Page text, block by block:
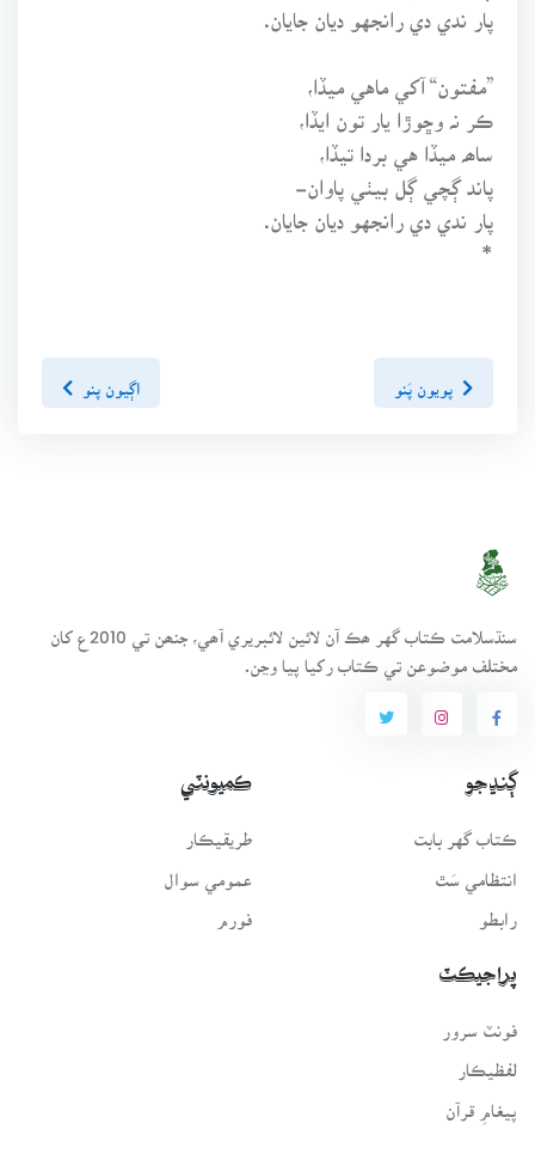
پار ندي دي رانجهو ديان جايان.
”مفتون“ آکي ماهي ميڏا،
ڪر نہ وڇوڙا يار تون ايڏا،
ساھہ ميڏا هي بردا تيڏا،
پاند ڳچي ڳل بيٺي پاوان-
پار ندي دي رانجهو ديان جايان.
*
پويون پَنو اڳيون پنو
سنڌسلامت ڪتاب گهر ھڪ آن لائين لائبريري آھي، جنھن تي 2010ع کان
مختلف موضوعن تي ڪتاب رکيا پيا وڃن.
ڳنڍجو
ڪتاب گهر بابت
انتظامي سَٿ
رابطو
ڪميونٽي
طريقيڪار
عمومي سوال
فورم
پراجيڪٽ
لفظيڪار
پيغامِ قرآن